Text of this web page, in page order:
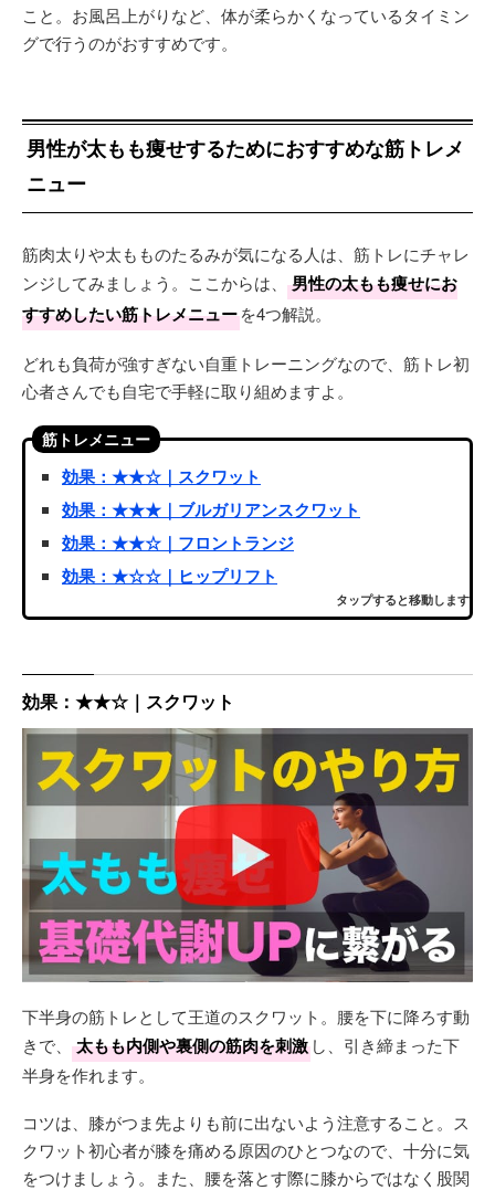
こと。お風呂上がりなど、体が柔らかくなっているタイミン
グで行うのがおすすめです。
男性が太もも痩せするためにおすすめな筋トレメ
ニュー
筋肉太りや太もものたるみが気になる人は、筋トレにチャレ
ンジしてみましょう。ここからは、
男性の太もも痩せにお
すすめしたい筋トレメニューを4つ解説。
どれも負荷が強すぎない自重トレーニングなので、筋トレ初
心者さんでも自宅で手軽に取り組めますよ。
筋トレメニュー
効果：★★☆｜スクワット
効果：★★★｜ブルガリアンスクワット
効果：★★☆｜フロントランジ
効果：★☆☆｜ヒップリフト
タップすると移動します
効果：★★☆｜スクワット
下半身の筋トレとして王道のスクワット。腰を下に降ろす動
きで、
太もも内側や裏側の筋肉を刺激 し、引き締まった下
半身を作れます。
コツは、膝がつま先よりも前に出ないよう注意すること。ス
クワット初心者が膝を痛める原因のひとつなので、十分に気
をつけましょう。また、腰を落とす際に膝からではなく股関